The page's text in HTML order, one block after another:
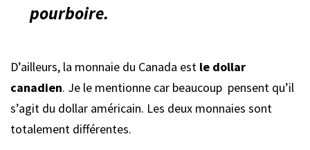
pourboire.
D’ailleurs, la monnaie du Canada est le dollar
canadien. Je le mentionne car beaucoup pensent qu’il
s’agit du dollar américain. Les deux monnaies sont
totalement différentes.